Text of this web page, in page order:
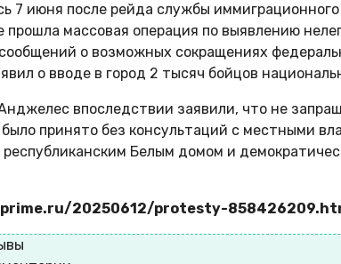
7 июня после рейда службы
массовая операция по выявлению
о возможных сокращениях
о вводе в город 2 тысяч бойцов
впоследствии заявили, что не
принято без консультаций с местными
Белым домом и
20250612/protesty-